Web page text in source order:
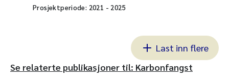
Prosjektperiode: 2021 - 2025
Last inn flere
Se relaterte publikasjoner til: Karbonfangst